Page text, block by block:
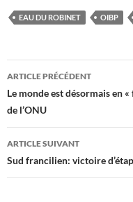
EAU DU ROBINET OIBP
Navigation
des
articles
ARTICLE PRÉCÉDENT
Le monde est désormais en
de l’ONU
ARTICLE SUIVANT
Sud francilien: victoire